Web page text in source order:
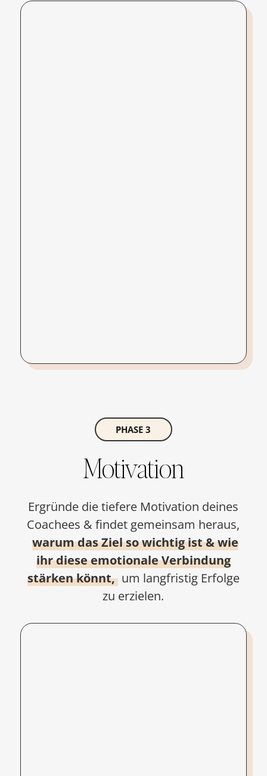
PHASE 3
Motivation
Ergründe die tiefere Motivation deines
Coachees & findet gemeinsam heraus,
warum das Ziel so wichtig ist & wie
ihr diese emotionale Verbindung
stärken könnt, um langfristig Erfolge
zu erzielen.